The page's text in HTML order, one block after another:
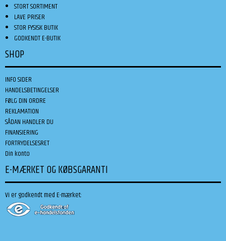
STORT SORTIMENT
LAVE PRISER
STOR FYSISK BUTIK
GODKENDT E-BUTIK
SHOP
INFO SIDER
HANDELSBETINGELSER
FØLG DIN ORDRE
REKLAMATION
SÅDAN HANDLER DU
FINANSIERING
FORTRYDELSESRET
Din konto
E-MÆRKET OG KØBSGARANTI
Vi er godkendt med E-mærket: